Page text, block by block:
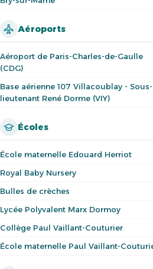
Aéroports
Aéroport de Paris-Charles-de-Gaulle
(CDG)
Base aérienne 107 Villacoublay - Sous-
lieutenant René Dorme (VIY)
Écoles
École maternelle Edouard Herriot
Royal Baby Nursery
Bulles de crèches
Lycée Polyvalent Marx Dormoy
Collège Paul Vaillant-Couturier
École maternelle Paul Vaillant-